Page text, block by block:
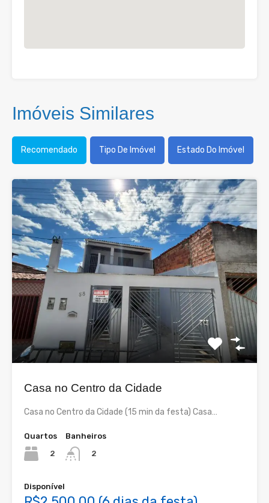
Imóveis Similares
Recomendado Tipo De Imóvel Estado Do Imóvel
Casa no Centro da Cidade
Casa no Centro da Cidade (15 min da festa) Casa…
Quartos
2
Banheiros
2
Disponível